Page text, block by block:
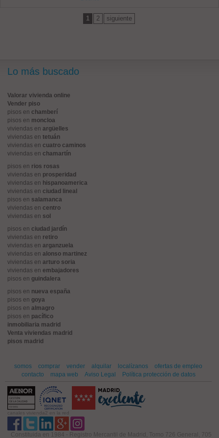
1 2 siguiente
Lo más buscado
Valorar vivienda online
Vender piso
pisos en chamberí
pisos en moncloa
viviendas en argüelles
viviendas en tetuán
viviendas en cuatro caminos
viviendas en chamartín
pisos en rios rosas
viviendas en prosperidad
viviendas en hispanoamerica
viviendas en ciudad lineal
pisos en salamanca
viviendas en centro
viviendas en sol
pisos en ciudad jardín
viviendas en retiro
viviendas en arganzuela
viviendas en alonso martinez
viviendas en arturo soria
viviendas en embajadores
pisos en guindalera
pisos en nueva españa
pisos en goya
pisos en almagro
pisos en pacífico
inmobiliaria madrid
Venta viviendas madrid
pisos madrid
somos comprar vender alquilar localízanos
ofertas de empleo
contacto
mapa web Aviso Legal Política protección de datos
canales vivienda2 en la red
Constituida en 1984 - Registro Mercantil de Madrid, Tomo 726 General, 705